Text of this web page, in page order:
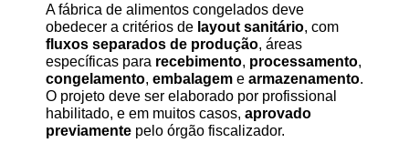
A fábrica de alimentos congelados deve
obedecer a critérios de layout sanitário
fluxos separados de produção, áreas
específicas para recebimento, processamento
congelamento, embalagem e armazenamento.
O projeto deve ser elaborado por profissional
habilitado, e em muitos casos, aprovado
previamente pelo órgão fiscalizador.